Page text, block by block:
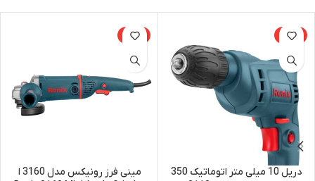
-15%
دریل 10 میلی متر اتوماتیک 350
-15%
مینی فرز رونیکس مدل 3160 ا